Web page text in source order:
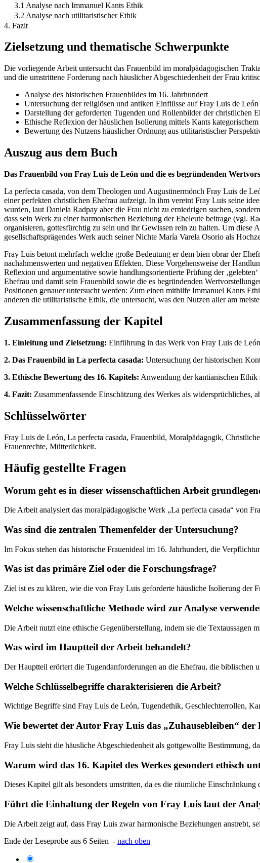
3.1 Analyse nach Immanuel Kants Ethik
3.2 Analyse nach utilitaristischer Ethik
4. Fazit
Zielsetzung und thematische Schwerpunkte
Die vorliegende Arbeit untersucht das Frauenbild im moralpädagogischen
und die umstrittene Forderung nach häuslicher Abgeschiedenheit der Frau
Analyse des historischen Frauenbildes im 16. Jahrhundert
Untersuchung der religiösen und antiken Einflüsse auf Fray Luis de León
Darstellung der geforderten Tugenden und Rollenbilder der christlichen
Ethische Reflexion der häuslichen Isolierung mittels Kants
Bewertung des Nutzens häuslicher Ordnung aus utilitaristischer
Auszug aus dem Buch
Das Frauenbild von Fray Luis de León und die es begründenden
La perfecta casada, von dem Theologen und Augustinermönch Fray Luis de
einer perfekten christlichen Ehefrau aufzeigt. In ihm vereint Fray Luis seine
wurden, laut Daniela Radpay aber die Frau nicht zu erniedrigen suchen,
dass sein Werk zu einer harmonischen Beziehung der Eheleute beitrage (vgl.
organisieren, gottesfürchtig zu sein und ihr Gewissen rein zu halten. Um diese
gesellschaftsprägendes Werk auch seiner Nichte María Varela Osorio als
Fray Luis betont mehrfach welche große Bedeutung er dem bien obrar der
nachahmenswerten und negativen Effekten. Diese Vorgehensweise der
Reflexion und argumentative sowie handlungsorientierte Prüfung der
Ehefrau und damit sein Frauenbild sowie die es begründenden
Positionen genauer untersucht werden: Zum einen mithilfe Immanuel Kants
anderen die utilitaristische Ethik, die untersucht, was den Nutzen aller am
Zusammenfassung der Kapitel
1. Einleitung und Zielsetzung: Einführung in das Werk von Fray Luis de
2. Das Frauenbild in La perfecta casada: Untersuchung der historischen
3. Ethische Bewertung des 16. Kapitels: Anwendung der kantianischen
4. Fazit: Zusammenfassende Einschätzung des Werkes als
Schlüsselwörter
Fray Luis de León, La perfecta casada, Frauenbild, Moralpädagogik,
Frauenrechte, Mütterlichkeit.
Häufig gestellte Fragen
Worum geht es in dieser wissenschaftlichen Arbeit
Die Arbeit analysiert das moralpädagogische Werk „La perfecta casada“ von
Was sind die zentralen Themenfelder der Untersuchung?
Im Fokus stehen das historische Frauenideal im 16. Jahrhundert, die
Was ist das primäre Ziel oder die Forschungsfrage?
Ziel ist es zu klären, wie die von Fray Luis geforderte häusliche Isolierung der
Welche wissenschaftliche Methode wird zur Analyse
Die Arbeit nutzt eine ethische Gegenüberstellung, indem sie die
Was wird im Hauptteil der Arbeit behandelt?
Der Hauptteil erörtert die Tugendanforderungen an die Ehefrau, die biblischen
Welche Schlüsselbegriffe charakterisieren die Arbeit?
Wichtige Begriffe sind Fray Luis de León, Tugendethik, Geschlechterrollen,
Wie bewertet der Autor Fray Luis das „Zuhausebleiben“ der
Fray Luis sieht die häusliche Abgeschiedenheit als gottgewollte Bestimmung,
Warum wird das 16. Kapitel des Werkes gesondert ethisch
Dieses Kapitel gilt als besonders umstritten, da es die räumliche
Führt die Einhaltung der Regeln von Fray Luis laut der
Die Arbeit zeigt auf, dass Fray Luis zwar harmonische Beziehungen anstrebt,
Ende der Leseprobe aus 6 Seiten - nach oben